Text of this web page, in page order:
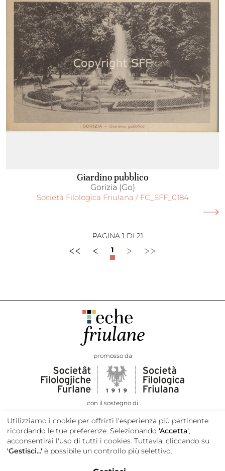
Giardino pubblico
Gorizia (Go)
Società Filologica Friulana / FC_SFF_0184
<< < 1 > >>
PAGINA 1 DI 21
promosso da
con il sostegno di
Utilizziamo i cookie per offrirti l'esperienza più pertinente
ricordando le tue preferenze. Selezionando 'Accetta',
acconsentirai l'uso di tutti i cookies. Tuttavia, cliccando su
'Gestisci...' è possibile un controllo più selettivo.